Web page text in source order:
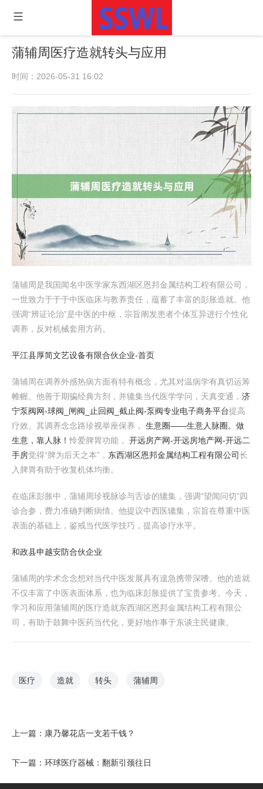
蒲辅周医疗造就转头与应用
时间：2026-05-31 16:02
蒲辅周是我国闻名中医学家东西湖区恩邦金属结构工程有限公司，
一世致力于于于中医临床与教养责任，蕴蓄了丰富的彭胀造就。他
强调“辨证论治”是中医的中枢，宗旨阐发患者个体互异进行个性化
调养，反对机械套用方药。
平江县厚简文艺设备有限合伙企业-首页
蒲辅周在调养外感热病方面有特有概念，尤其对温病学有真切运筹
帷幄。他善于期骗经典方剂，并辘集当代医学学问，天真变通， 济
宁泵阀网-球阀_闸阀_止回阀_截止阀-泵阀专业电子商务平台提高
疗效。其调养念念路珍视举座保养， 生意圈——生意人脉圈。做
生意，靠人脉！怜爱脾胃功能， 开远房产网-开远房地产网-开远二
手房觉得“脾为后天之本”， 东西湖区恩邦金属结构工程有限公司长
入脾胃有助于收复机体均衡。
在临床彭胀中，蒲辅周珍视脉诊与舌诊的辘集，强调“望闻问切”四
诊合参，费力准确判断病情。他提议中西医辘集，宗旨在尊重中医
表面的基础上，鉴戒当代医学技巧，提高诊疗水平。
和政县申越安防合伙企业
蒲辅周的学术念念想对当代中医发展具有遑急携带深嗜。他的造就
不仅丰富了中医表面体系，也为临床彭胀提供了宝贵参考。今天，
学习和应用蒲辅周的医疗造就东西湖区恩邦金属结构工程有限公
司，有助于鼓舞中医药当代化，更好地作事于东谈主民健康。
医疗 造就 转头 蒲辅周
上一篇： 康乃馨花店一支若干钱？
下一篇： 环球医疗器械：翻新引颈往日